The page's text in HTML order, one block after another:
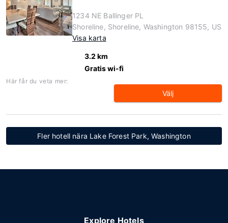
1234 NE Ballinger PL
Shoreline, Shoreline, Washington 98155, US
Visa karta
3.2 km
Gratis wi-fi
Här får du veta mer:
Välj
Fler hotell nära Lake Forest Park, Washington
Explore Hotels